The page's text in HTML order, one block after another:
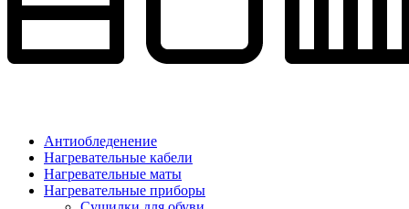
Антиобледенение
Нагревательные кабели
Нагревательные маты
Нагревательные приборы